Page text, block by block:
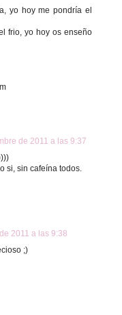
yo hoy me pondría el
frio, yo hoy os enseño
de 2011 a las 9:37
si, sin cafeína todos.
2011 a las 9:38
;)